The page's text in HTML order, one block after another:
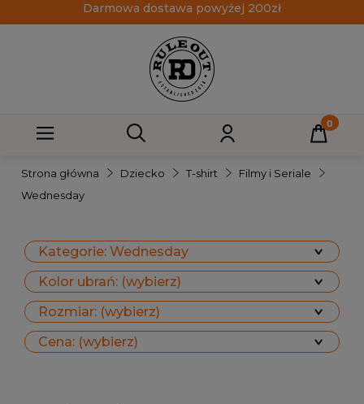
Darmowa dostawa powyżej 200zł
Strona główna Dziecko T-shirt
Filmy i Seriale
Wednesday
Kategorie: Wednesday
Kolor ubrań: (wybierz)
Rozmiar: (wybierz)
Cena: (wybierz)